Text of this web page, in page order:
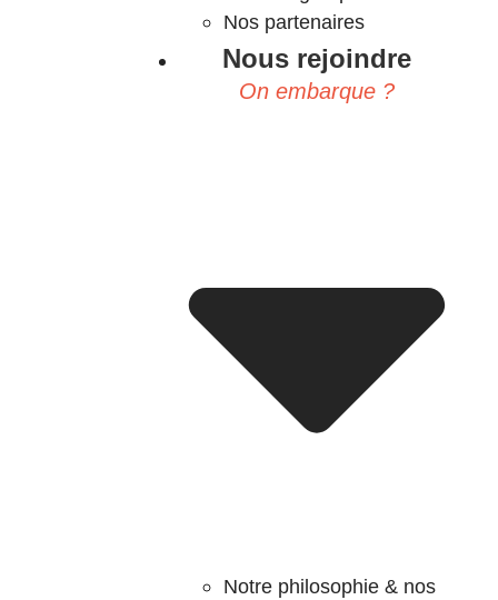
Nos partenaires
Nous rejoindre
On embarque ?
Notre philosophie & nos